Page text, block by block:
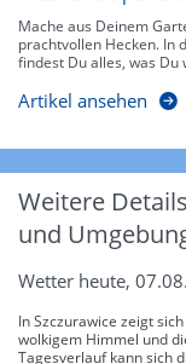
Mache aus Deinem
prachtvollen Hecken. In
findest Du alles, was Du
Artikel ansehen
Weitere
und
Wetter heute,
In Szczurawice zeigt
wolkigem Himmel und
Tagesverlauf kann sich